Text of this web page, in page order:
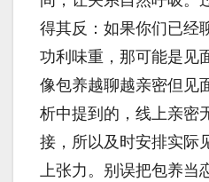
得其反：如果你们已经
功利味重，那可能是见
像包养越聊越亲密但见
析中提到的，线上亲密
接，所以及时安排实际
上张力。别误把包养当